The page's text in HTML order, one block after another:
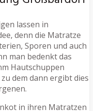
lassen in
denn die Matratze
Sporen und auch
man bedenkt das
Hautschuppen
dem dann ergibt dies
in ihren Matratzen